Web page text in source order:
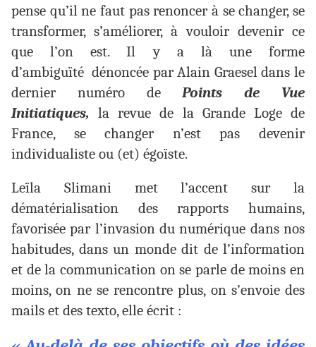
pense qu’il ne faut pas renoncer à se changer, se
transformer, s’améliorer, à vouloir devenir ce
que l’on est. Il y a là une forme
d’ambiguïté dénoncée par Alain Graesel dans le
dernier numéro dePoints de Vue
Initiatiques,la revue de la Grande Loge de
France, se changer n’est pas devenir
individualiste ou (et) égoïste.
Leïla Slimani met l’accent sur la
dématérialisation des rapports humains,
favorisée par l’invasion du numérique dans nos
habitudes, dans un monde dit de l’information
et de la communication on se parle de moins en
moins, on ne se rencontre plus, on s’envoie des
mails et des texto, elle écrit :